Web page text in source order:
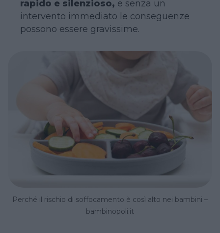
rapido e silenzioso, e senza un
intervento immediato le conseguenze
possono essere gravissime.
Perché il rischio di soffocamento è così alto nei bambini –
bambinopoli.it